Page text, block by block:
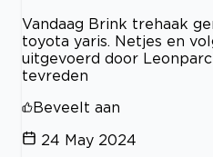
Vandaag Brink trehaak
toyota yaris. Netjes en
uitgevoerd door
tevreden
Beveelt aan
24 May 2024